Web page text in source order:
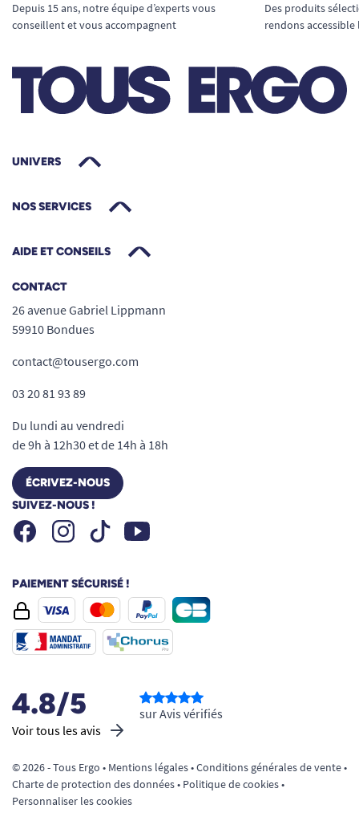
Depuis 15 ans, notre équipe d’experts vous
conseillent et vous accompagnent
Des produits
rendons
UNIVERS
NOS SERVICES
AIDE ET CONSEILS
CONTACT
26 avenue Gabriel Lippmann
59910 Bondues
contact@tousergo.com
03 20 81 93 89
Du lundi au vendredi
de 9h à 12h30 et de 14h à 18h
ÉCRIVEZ-NOUS
SUIVEZ-NOUS !
FacebookInstagramTiktok Youtube
PAIEMENT SÉCURISÉ !
4.8/5
Voir tous les avis
sur Avis vérifiés
© 2026 - Tous Ergo • Mentions légales•Conditions générales de vente•
Charte de protection des données• Politique de cookies•
Personnaliser les cookies